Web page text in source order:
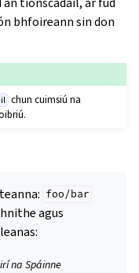
bhfoireann sin don
chun cuimsiú na
foo/bar
agus
na Spáinne